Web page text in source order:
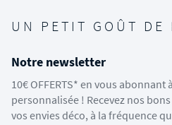
UN PETIT GOÛT DE
Notre newsletter
10€ OFFERTS* en vous
personnalisée ! Recevez nos
vos envies déco, à la fréquence